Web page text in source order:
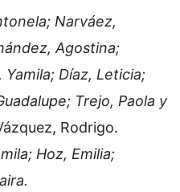
Narváez,
Agostina;
Díaz, Leticia;
Trejo, Paola y
Rodrigo.
Hoz, Emilia;